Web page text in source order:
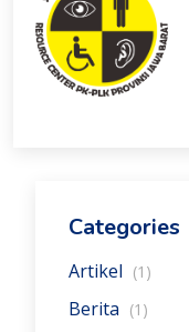
Categories
Artikel (1)
Berita (1)